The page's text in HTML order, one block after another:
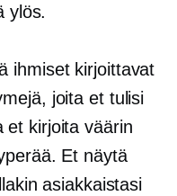
ylös.
ihmiset kirjoittavat
joita et tulisi
et kirjoita väärin
Et näytä
asiakkaistasi